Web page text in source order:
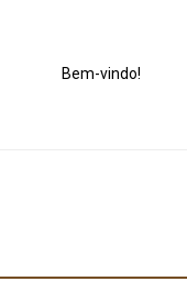
Bem-vindo!